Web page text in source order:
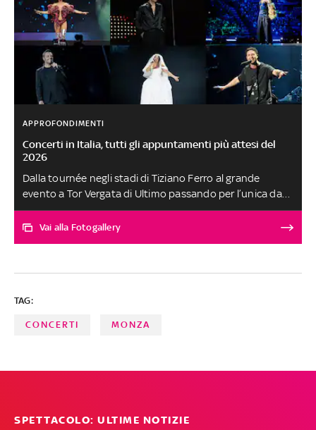
APPROFONDIMENTI
Concerti in Italia, tutti gli appuntamenti più attesi del
2026
Dalla tournée negli stadi di Tiziano Ferro al grande
evento a Tor Vergata di Ultimo passando per l’unica data
italiana dei Maroon 5, il ritorno di Katy Perry e il grande
show di Irama sul palco dello stadio San Siro di Milano.
Vai alla Fotogallery
TAG:
CONCERTI MONZA
SPETTACOLO: ULTIME NOTIZIE